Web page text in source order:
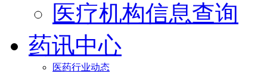
医疗机构信息查询
药讯中心
医药行业动态